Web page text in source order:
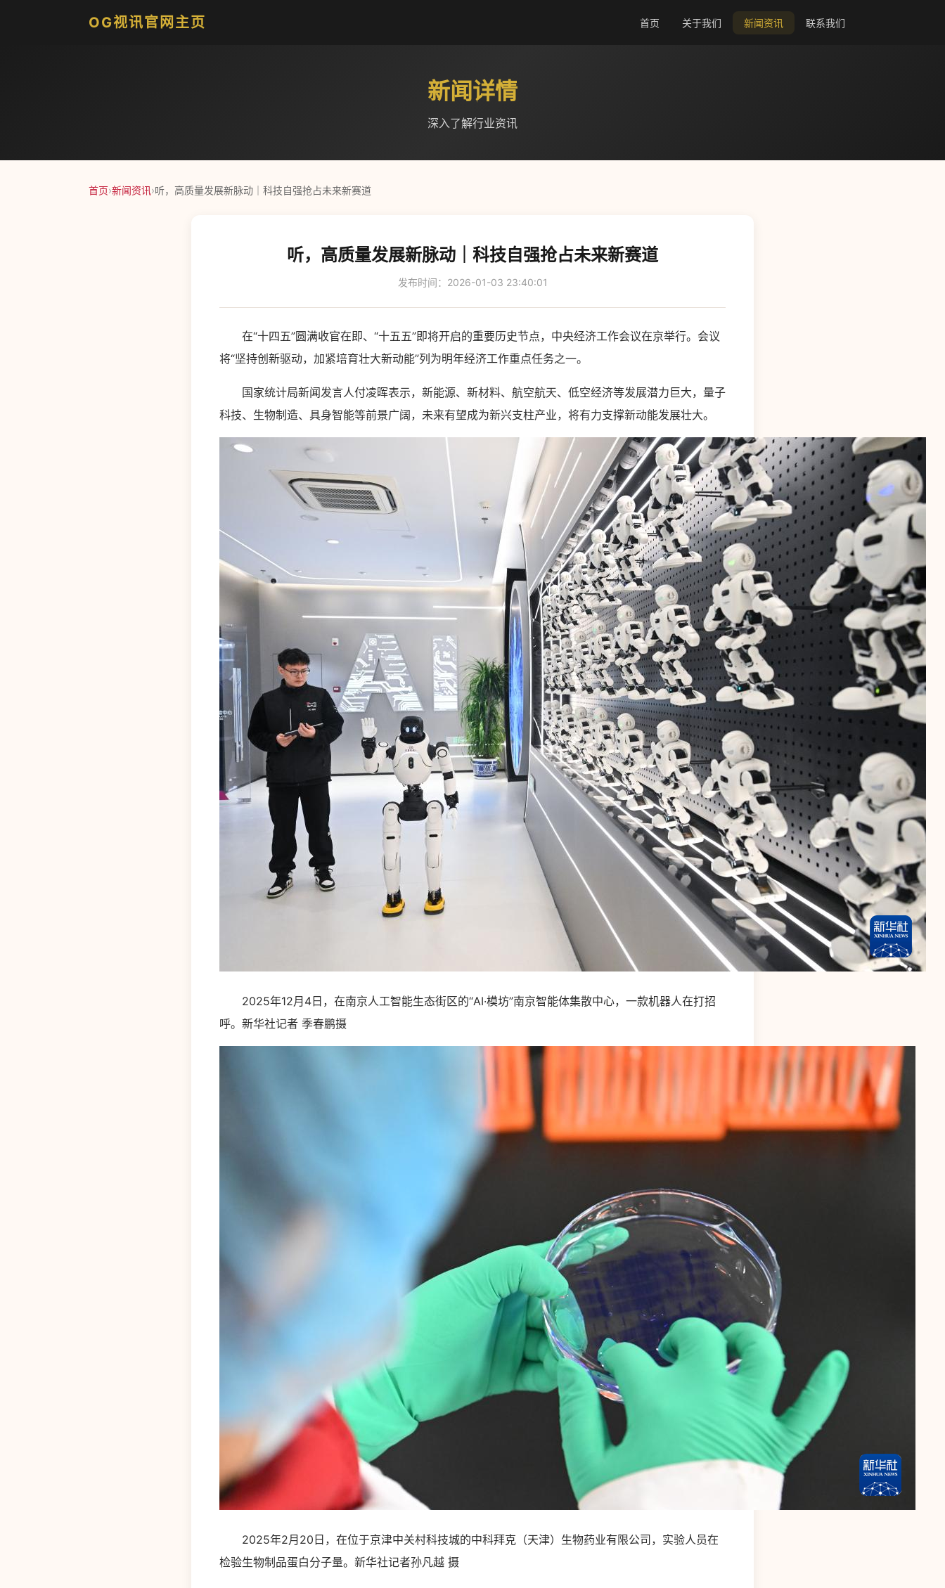
OG视讯官网主页 首页 关于我们 新闻资讯 联系我们
新闻详情
深入了解行业资讯
首页›新闻资讯›听，高质量发展新脉动｜科技自强抢占未来新赛道
听，高质量发展新脉动｜科技自强抢占未来新赛道
发布时间：2026-01-03 23:40:01
在“十四五”圆满收官在即、“十五五”即将开启的重要历史节点，中央经济工作会议在京举行。会议
将“坚持创新驱动，加紧培育壮大新动能”列为明年经济工作重点任务之一。
国家统计局新闻发言人付凌晖表示，新能源、新材料、航空航天、低空经济等发展潜力巨大，量子
科技、生物制造、具身智能等前景广阔，未来有望成为新兴支柱产业，将有力支撑新动能发展壮大。
2025年12月4日，在南京人工智能生态街区的“AI·模坊”南京智能体集散中心，一款机器人在打招
呼。新华社记者 季春鹏摄
2025年2月20日，在位于京津中关村科技城的中科拜克（天津）生物药业有限公司，实验人员在
检验生物制品蛋白分子量。新华社记者孙凡越 摄